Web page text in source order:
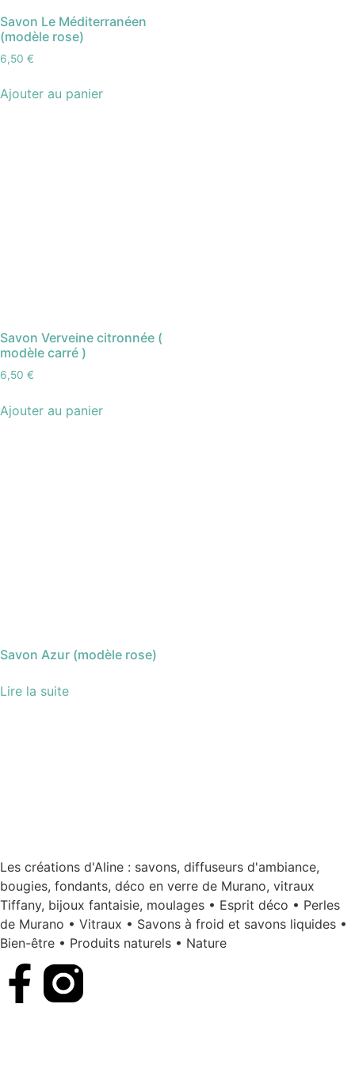
Savon Le Méditerranéen
(modèle rose)
6,50 €
Ajouter au panier
Savon Verveine citronnée (
modèle carré )
6,50 €
Ajouter au panier
Savon Azur (modèle rose)
Lire la suite
Les créations d'Aline : savons, diffuseurs d'ambiance,
bougies, fondants, déco en verre de Murano, vitraux
Tiffany, bijoux fantaisie, moulages • Esprit déco • Perles
de Murano • Vitraux • Savons à froid et savons liquides •
Bien-être • Produits naturels • Nature